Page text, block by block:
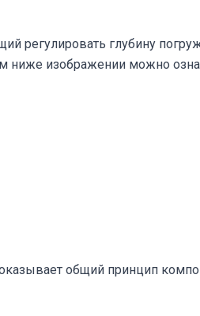
регулировать глубину
ниже изображении можно
общий принцип